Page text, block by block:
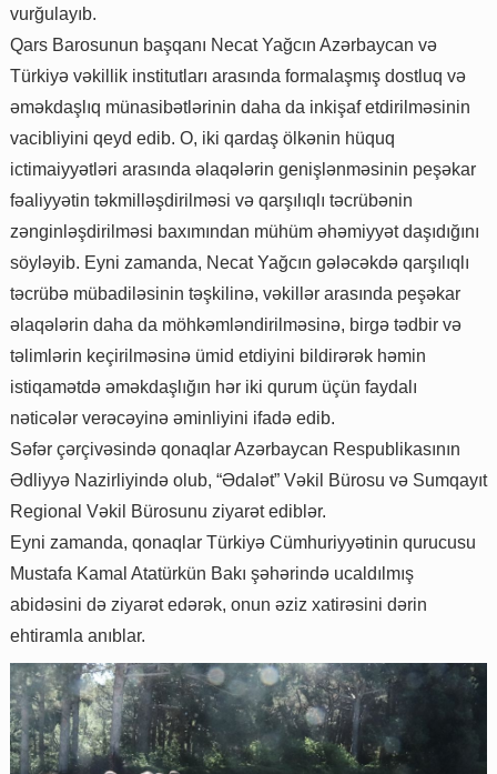
vurğulayıb.
Qars Barosunun başqanı Necat Yağcın Azərbaycan və
Türkiyə vəkillik institutları arasında formalaşmış dostluq və
əməkdaşlıq münasibətlərinin daha da inkişaf etdirilməsinin
vacibliyini qeyd edib. O, iki qardaş ölkənin hüquq
ictimaiyyətləri arasında əlaqələrin genişlənməsinin peşəkar
fəaliyyətin təkmilləşdirilməsi və qarşılıqlı təcrübənin
zənginləşdirilməsi baxımından mühüm əhəmiyyət daşıdığını
söyləyib. Eyni zamanda, Necat Yağcın gələcəkdə qarşılıqlı
təcrübə mübadiləsinin təşkilinə, vəkillər arasında peşəkar
əlaqələrin daha da möhkəmləndirilməsinə, birgə tədbir və
təlimlərin keçirilməsinə ümid etdiyini bildirərək həmin
istiqamətdə əməkdaşlığın hər iki qurum üçün faydalı
nəticələr verəcəyinə əminliyini ifadə edib.
Səfər çərçivəsində qonaqlar Azərbaycan Respublikasının
Ədliyyə Nazirliyində olub, “Ədalət” Vəkil Bürosu və Sumqayıt
Regional Vəkil Bürosunu ziyarət ediblər.
Eyni zamanda, qonaqlar Türkiyə Cümhuriyyətinin qurucusu
Mustafa Kamal Atatürkün Bakı şəhərində ucaldılmış
abidəsini də ziyarət edərək, onun əziz xatirəsini dərin
ehtiramla anıblar.